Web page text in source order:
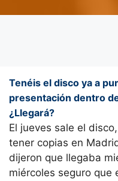
Tenéis el disco ya a
presentación dentro
¿Llegará?
El jueves sale el
tener copias en
dijeron que llegaba
miércoles seguro que